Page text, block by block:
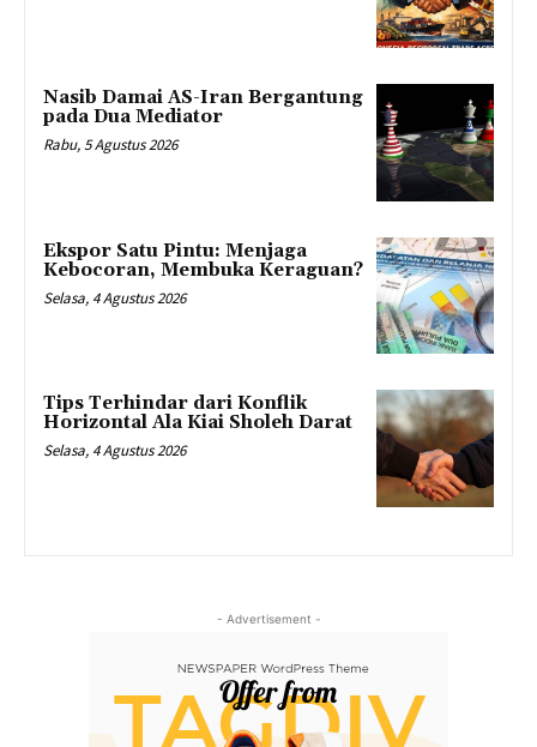
Nasib Damai AS-Iran Bergantung
pada Dua Mediator
Rabu, 5 Agustus 2026
Ekspor Satu Pintu: Menjaga
Kebocoran, Membuka Keraguan?
Selasa, 4 Agustus 2026
Tips Terhindar dari Konflik
Horizontal Ala Kiai Sholeh Darat
Selasa, 4 Agustus 2026
- Advertisement -